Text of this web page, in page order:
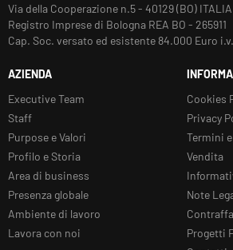
Via della Cooperazione n.5 - 40129 (BO) ITALIA
Registro Imprese di Bologna REA BO - 265911
Cap. Soc. versato ed esistente 84.000 Euro i.v.
AZIENDA
Executive Team
Staff
Purpose e Valori
Profilo e Storia
Area di business
Presenza globale
Ambiente di lavoro
Lavora con noi
Cookies
Privacy
Termini
Vendita
Note
Progetti